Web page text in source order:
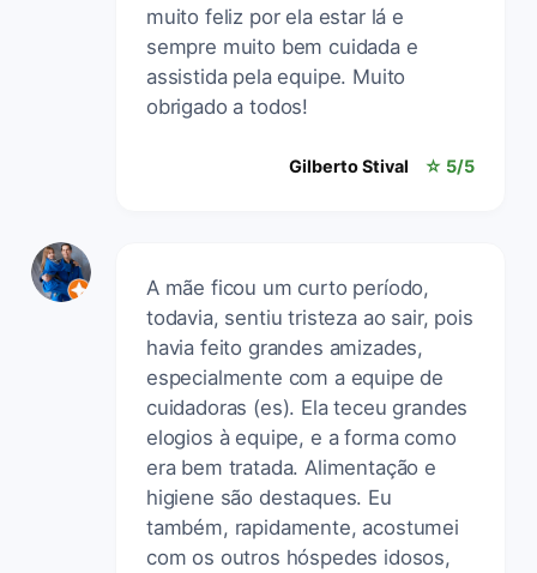
muito feliz por ela estar lá e
sempre muito bem cuidada e
assistida pela equipe. Muito
obrigado a todos!
Gilberto Stival ☆ 5/5
A mãe ficou um curto período,
todavia, sentiu tristeza ao sair, pois
havia feito grandes amizades,
especialmente com a equipe de
cuidadoras (es). Ela teceu grandes
elogios à equipe, e a forma como
era bem tratada. Alimentação e
higiene são destaques. Eu
também, rapidamente, acostumei
com os outros hóspedes idosos,